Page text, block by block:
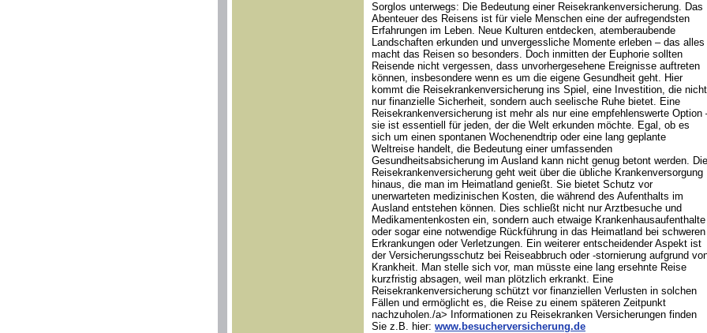
Sorglos unterwegs: Die Bedeutung einer Reisekrankenversicherung. Das
Abenteuer des Reisens ist für viele Menschen eine der aufregendsten
Erfahrungen im Leben. Neue Kulturen entdecken, atemberaubende
Landschaften erkunden und unvergessliche Momente erleben – das alles
macht das Reisen so besonders. Doch inmitten der Euphorie sollten
Reisende nicht vergessen, dass unvorhergesehene Ereignisse auftreten
können, insbesondere wenn es um die eigene Gesundheit geht. Hier
kommt die Reisekrankenversicherung ins Spiel, eine Investition, die nicht
nur finanzielle Sicherheit, sondern auch seelische Ruhe bietet. Eine
Reisekrankenversicherung ist mehr als nur eine empfehlenswerte Option
sie ist essentiell für jeden, der die Welt erkunden möchte. Egal, ob es
sich um einen spontanen Wochenendtrip oder eine lang geplante
Weltreise handelt, die Bedeutung einer umfassenden
Gesundheitsabsicherung im Ausland kann nicht genug betont werden. Die
Reisekrankenversicherung geht weit über die übliche Krankenversorgung
hinaus, die man im Heimatland genießt. Sie bietet Schutz vor
unerwarteten medizinischen Kosten, die während des Aufenthalts im
Ausland entstehen können. Dies schließt nicht nur Arztbesuche und
Medikamentenkosten ein, sondern auch etwaige Krankenhausaufenthalte
oder sogar eine notwendige Rückführung in das Heimatland bei schweren
Erkrankungen oder Verletzungen. Ein weiterer entscheidender Aspekt ist
der Versicherungsschutz bei Reiseabbruch oder -stornierung aufgrund
Krankheit. Man stelle sich vor, man müsste eine lang ersehnte Reise
kurzfristig absagen, weil man plötzlich erkrankt. Eine
Reisekrankenversicherung schützt vor finanziellen Verlusten in solchen
Fällen und ermöglicht es, die Reise zu einem späteren Zeitpunkt
nachzuholen./a> Informationen zu Reisekranken Versicherungen finden
Sie z.B. hier: www.besucherversicherung.de